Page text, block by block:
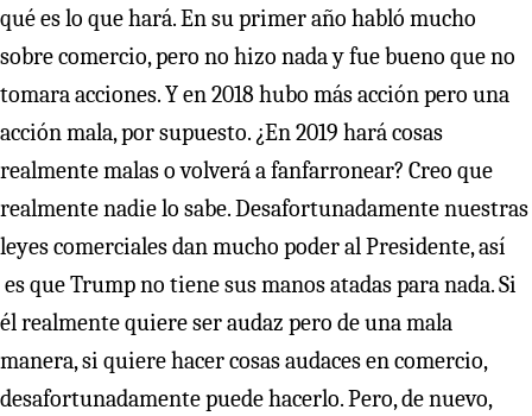
qué es lo que hará. En su primer año habló mucho
sobre comercio, pero no hizo nada y fue bueno que no
tomara acciones. Y en 2018 hubo más acción pero una
acción mala, por supuesto. ¿En 2019 hará cosas
realmente malas o volverá a fanfarronear? Creo que
realmente nadie lo sabe. Desafortunadamente nuestras
leyes comerciales dan mucho poder al Presidente, así
es que Trump no tiene sus manos atadas para nada. Si
él realmente quiere ser audaz pero de una mala
manera, si quiere hacer cosas audaces en comercio,
desafortunadamente puede hacerlo. Pero, de nuevo,